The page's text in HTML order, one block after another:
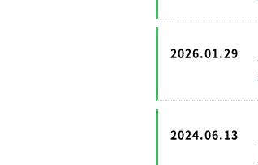
2026.01.29
2024.06.13